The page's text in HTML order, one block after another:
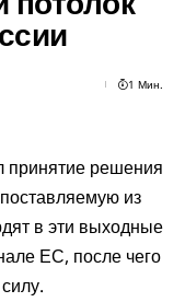
1 Мин.
принятие решения
из
в эти выходные
ЕС, после чего